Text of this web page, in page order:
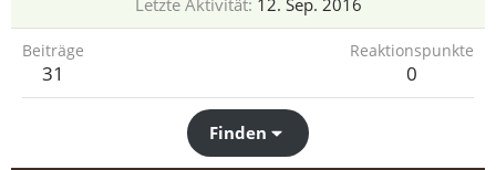
Letzte Aktivität 12. Sep. 2016
Beiträge
31
Reaktionspunkte
0
Finden